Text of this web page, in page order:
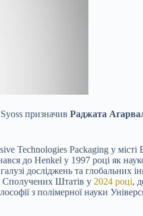
призначив Раджата
Technologies Packaging у
до Henkel у 1997 році як
досліджень та
Сполучених Штатів у 2024 році,
з полімерної науки